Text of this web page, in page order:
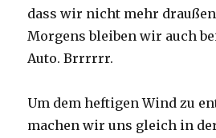
dass wir nicht mehr
Morgens bleiben wir auch
Auto. Brrrrrr.
Um dem heftigen Wind zu
machen wir uns gleich in